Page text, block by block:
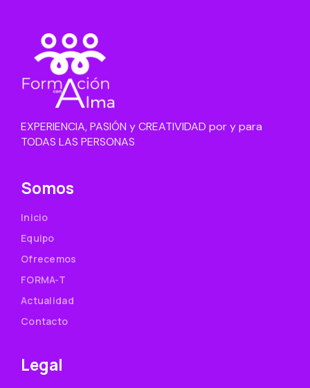
EXPERIENCIA, PASIÓN y CREATIVIDAD por y para
TODAS LAS PERSONAS
Somos
Inicio
Equipo
Ofrecemos
FORMA-T
Actualidad
Contacto
Legal